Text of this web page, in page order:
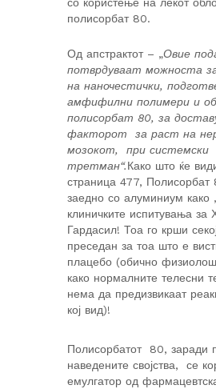
со користење на лекот
полисорбат 80.
Од апстрактот – „Овие
потврдуваат можноста
на наночестички,
амфифилни полимери и
полисорбат 80, за
факторот за раст на
мозокот, при системски
третман“.Како што ќе
страница 477, Полисорбат
заедно со алуминиум како
клиничките испитувања за
Гардасил! Тоа го крши
преседан за тоа што е
плацебо (обично
како нормалните телесни
нема да предизвикаат
кој вид)!
Полисорбатот 80, заради
наведените својства, се
емулгатор од